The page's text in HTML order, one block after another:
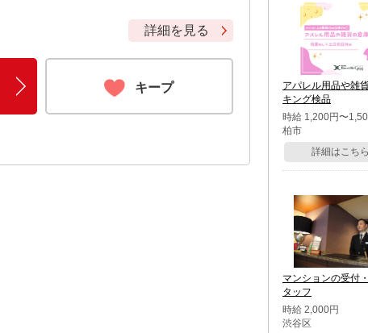
詳細を見る
キープ
アパレル用品や雑
キング検品
時給 1,200円〜
柏市
詳細はこち
マンションの受付
タッフ
時給 2,000円
渋谷区